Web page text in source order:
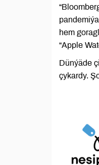
hem
“Apple
Dünýäde
çykardy.